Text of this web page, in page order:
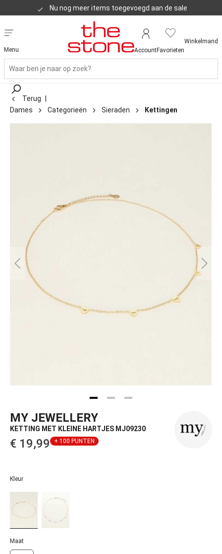
Nu nog meer items toegevoegd aan de sale
Klanten geven ons een 8,8
Menu AccountFavorieten
Winkelmand
Terug
Dames
Categorieën Sieraden Kettingen
MY JEWELLERY
KETTING MET KLEINE HARTJES MJ09230
€ 19,99‌ + 100 PUNTEN
Kleur
Maat